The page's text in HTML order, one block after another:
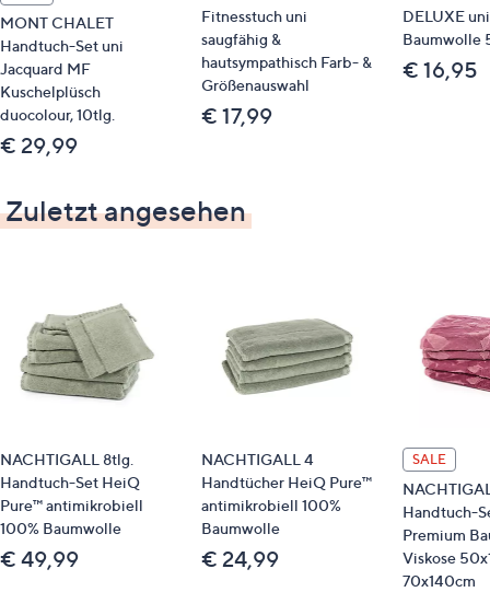
MONT CHALET
Handtuch-Set uni
Jacquard MF
Kuschelplüsch
duocolour, 10tlg.
€ 29,99
Fitnesstuch uni
saugfähig &
hautsympathisch Farb- &
Größenauswahl
€ 17,99
DELUXE
Baumwolle
€ 16,95
Zuletzt angesehen
NACHTIGALL 8tlg.
Handtuch-Set HeiQ
Pure™ antimikrobiell
100% Baumwolle
€ 49,99
NACHTIGALL 4
Handtücher HeiQ Pure™
antimikrobiell 100%
Baumwolle
€ 24,99
SALE
Handtuch-
Premium
Viskose
70x140cm